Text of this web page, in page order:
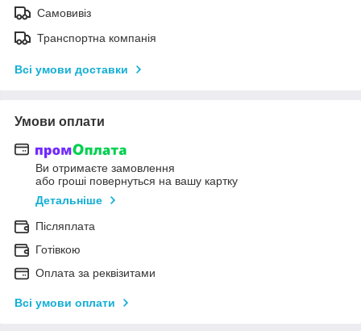
Самовивіз
Транспортна компанія
Всі умови доставки
Умови оплати
Ви отримаєте замовлення
або гроші повернуться на вашу картку
Детальніше
Післяплата
Готівкою
Оплата за реквізитами
Всі умови оплати